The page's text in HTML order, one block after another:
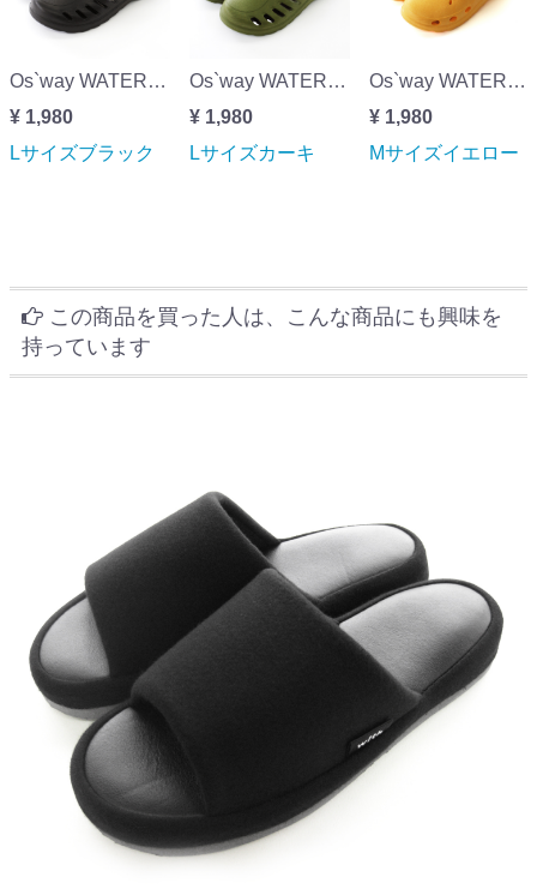
Os`way WATERPASSウォーターパスLサイズブラック
¥ 1,980
Lサイズブラック
Os`way WATERPASSウォーターパスLサイズカーキ
¥ 1,980
Lサイズカーキ
Os`way WATERPASSウォーターパスMサイズイエロー
¥ 1,980
Mサイズイエロー
この商品を買った人は、こんな商品にも興味を
持っています